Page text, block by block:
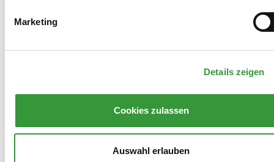
Marketing
Details zeigen
Cookies zulassen
Auswahl erlauben
und Sport, sowie Kunstsammlungsleiter Dr. Christof
Franziska Wörz (Bündnis 90/Die Grünen), Tatjana Dörfler
Schneider, (Bürgerliche Mitte-FW/FDP/Pro Augsburg) und
Stationen des Besuchsprogramms